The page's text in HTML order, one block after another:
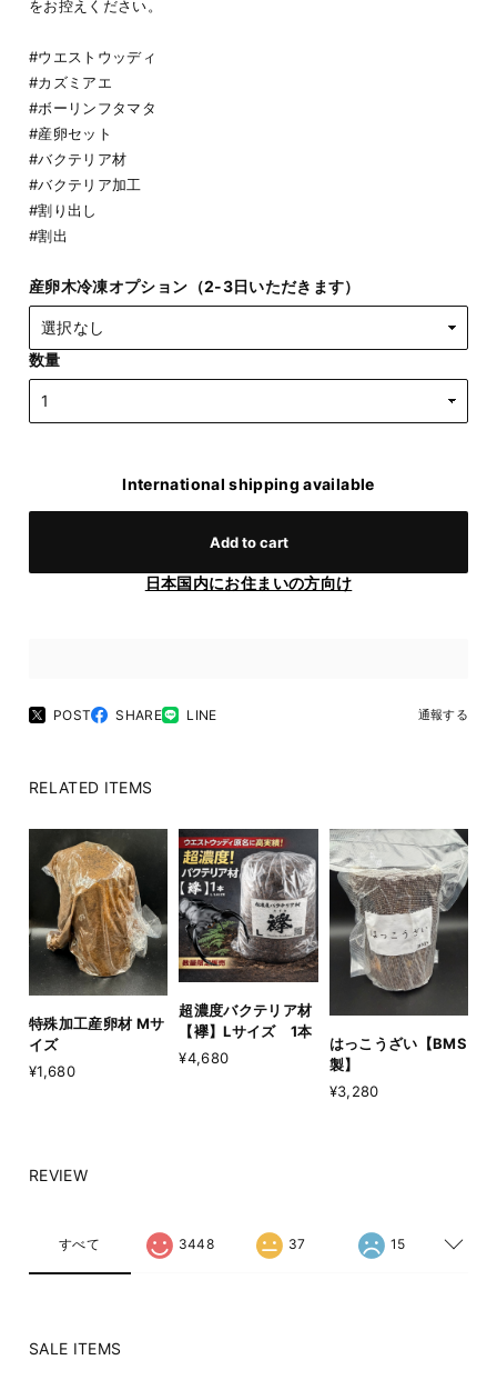
をお控えください。
#ウエストウッディ
#カズミアエ
#ボーリンフタマタ
#産卵セット
#バクテリア材
#バクテリア加工
#割り出し
#割出
産卵木冷凍オプション（2-3日いただきます）
数量
International shipping available
Add to cart
日本国内にお住まいの方向け
POST SHARE LINE 通報する
RELATED ITEMS
特殊加工産卵材 Mサ
イズ
¥1,680
超濃度バクテリア材
【襷】Lサイズ 1本
¥4,680
はっこうざい【BMS
製】
¥3,280
REVIEW
すべて 3448 37 15
SALE ITEMS